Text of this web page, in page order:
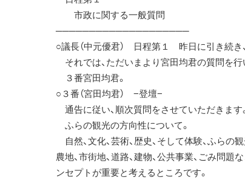
市政に関する一般質問
────────────────────
○議長（中元優君） 日程第１ 昨日に引き続き
それでは、ただいまより宮田均君の質問を行
３番宮田均君。
○３番（宮田均君） −登壇−
通告に従い、順次質問をさせていただきます
ふらの観光の方向性について。
自然、文化、芸術、歴史、そして体験、ふら
農地、市街地、道路、建物、公共事業、ごみ問
ンセプトが重要と考えるところです。